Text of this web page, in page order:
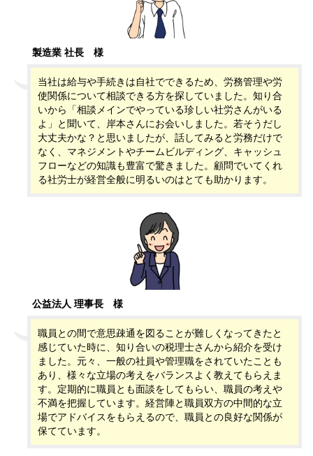
製造業 社長 様
当社は給与や手続きは自社でできるため、労務管理や労
使関係について相談できる方を探していました。知り合
いから「相談メインでやっている珍しい社労さんがいる
よ」と聞いて、岸本さんにお会いしました。若そうだし
大丈夫かな？と思いましたが、話してみると労務だけで
なく、マネジメントやチームビルディング、キャッシュ
フローなどの知識も豊富で驚きました。顧問でいてくれ
る社労士が経営全般に明るいのはとても助かります。
公益法人 理事長 様
職員との間で意思疎通を図ることが難しくなってきたと
感じていた時に、知り合いの税理士さんから紹介を受け
ました。元々、一般の社員や管理職をされていたことも
あり、様々な立場の考えをバランスよく教えてもらえま
す。定期的に職員とも面談をしてもらい、職員の考えや
不満を把握しています。経営陣と職員双方の中間的な立
場でアドバイスをもらえるので、職員との良好な関係が
保てています。